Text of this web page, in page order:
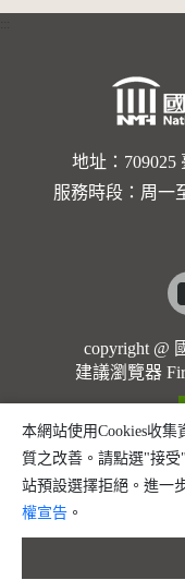
地址：709025
服務時段：周一
copyright @
建議瀏覽器
本網站使用Cookies收
質之改善。請點選"接
站預設選擇拒絕。進一
權宣告 。